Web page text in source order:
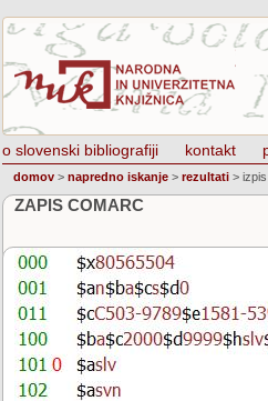
o slovenski bibliografiji kontakt
domov > napredno iskanje > rezultati > izpis
ZAPIS COMARC